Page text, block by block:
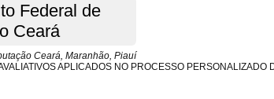
Federal de
Ceará
Ceará, Maranhão, Piauí
APLICADOS NO PROCESSO PERSONALIZADO